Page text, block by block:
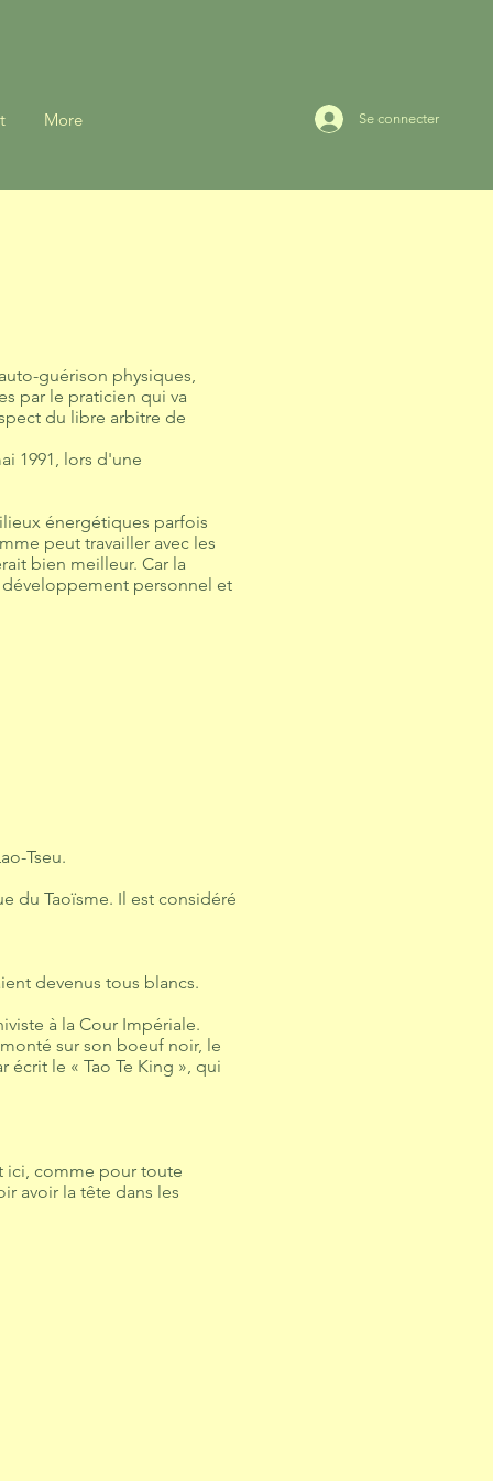
More Se connecter
guérison physiques,
par le praticien qui va
du libre arbitre de
1991, lors d'une
énergétiques parfois
peut travailler avec les
bien meilleur. Car la
personnel et
Tseu.
du Taoïsme. Il est considéré
devenus tous blancs.
à la Cour Impériale.
sur son boeuf noir, le
le « Tao Te King », qui
ici, comme pour toute
avoir la tête dans les